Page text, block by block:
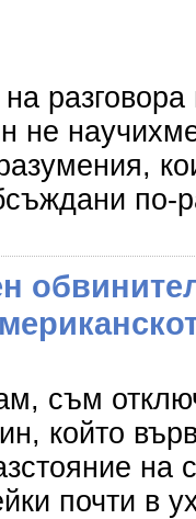
не
по-
съм
който
на
почти в